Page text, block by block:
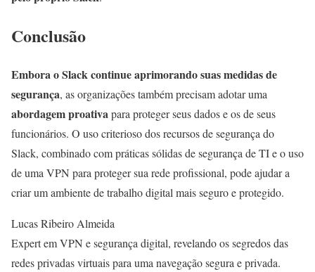
Conclusão
Embora o Slack continue aprimorando suas medidas de
segurança, as organizações também precisam adotar uma
abordagem proativapara proteger seus dados e os de seus
funcionários. O uso criterioso dos recursos de segurança do
Slack, combinado com práticas sólidas de segurança de TI e o uso
de uma VPN para proteger sua rede profissional, pode ajudar a
criar um ambiente de trabalho digital mais seguro e protegido.
Lucas Ribeiro Almeida
Expert em VPN e segurança digital, revelando os segredos das
redes privadas virtuais para uma navegação segura e privada.